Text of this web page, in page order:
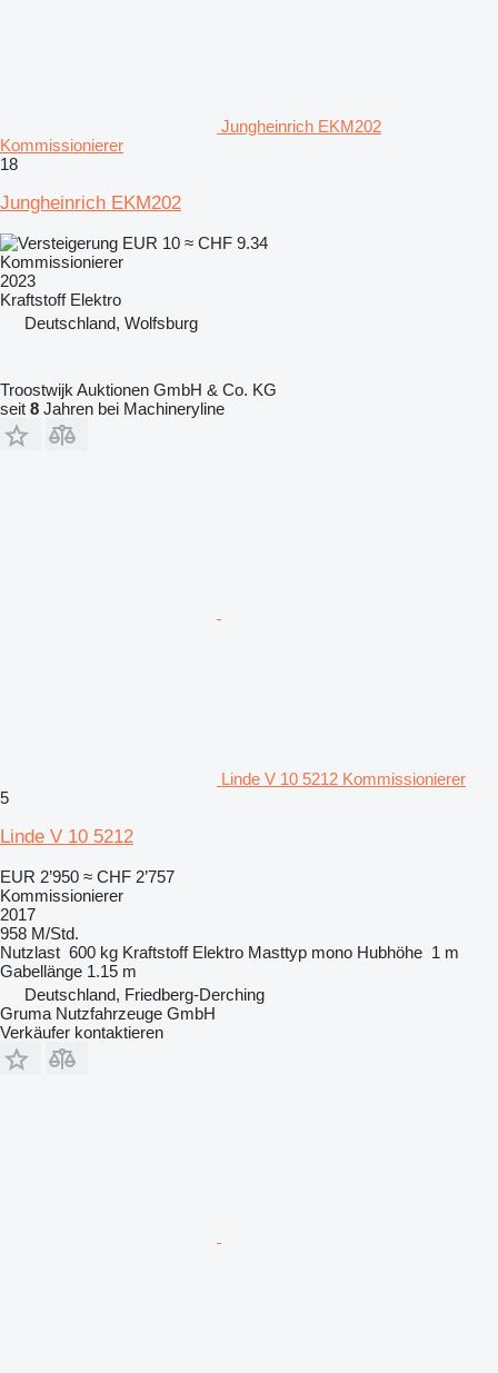
Jungheinrich EKM202
Kommissionierer
18
Jungheinrich EKM202
EUR 10 ≈ CHF 9.34
Kommissionierer
2023
Kraftstoff Elektro
Deutschland, Wolfsburg
Troostwijk Auktionen GmbH & Co. KG
seit 8 Jahren bei Machineryline
Linde V 10 5212 Kommissionierer
5
Linde V 10 5212
EUR 2’950 ≈ CHF 2’757
Kommissionierer
2017
958 M/Std.
Nutzlast 600 kg Kraftstoff Elektro Masttyp mono Hubhöhe 1 m
Gabellänge 1.15 m
Deutschland, Friedberg-Derching
Gruma Nutzfahrzeuge GmbH
Verkäufer kontaktieren